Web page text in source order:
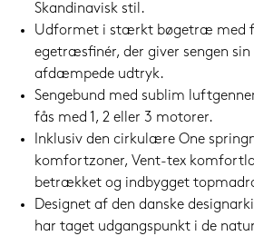
Skandinavisk stil.
Udformet i stærkt bøgetræ med
egetræsfinér, der giver sengen
afdæmpede udtryk.
Sengebund med sublim
fås med 1, 2 eller 3 motorer.
Inklusiv den cirkulære One
komfortzoner, Vent-tex
betrækket og indbygget
Designet af den danske
har taget udgangspunkt i de